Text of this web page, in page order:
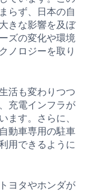
らず、日本の自
きな影響を及ぼ
ズの変化や環境
ノロジーを取り
活も変わりつつ
充電インフラが
ます。さらに、
動車専用の駐車
用できるように
ヨタやホンダが